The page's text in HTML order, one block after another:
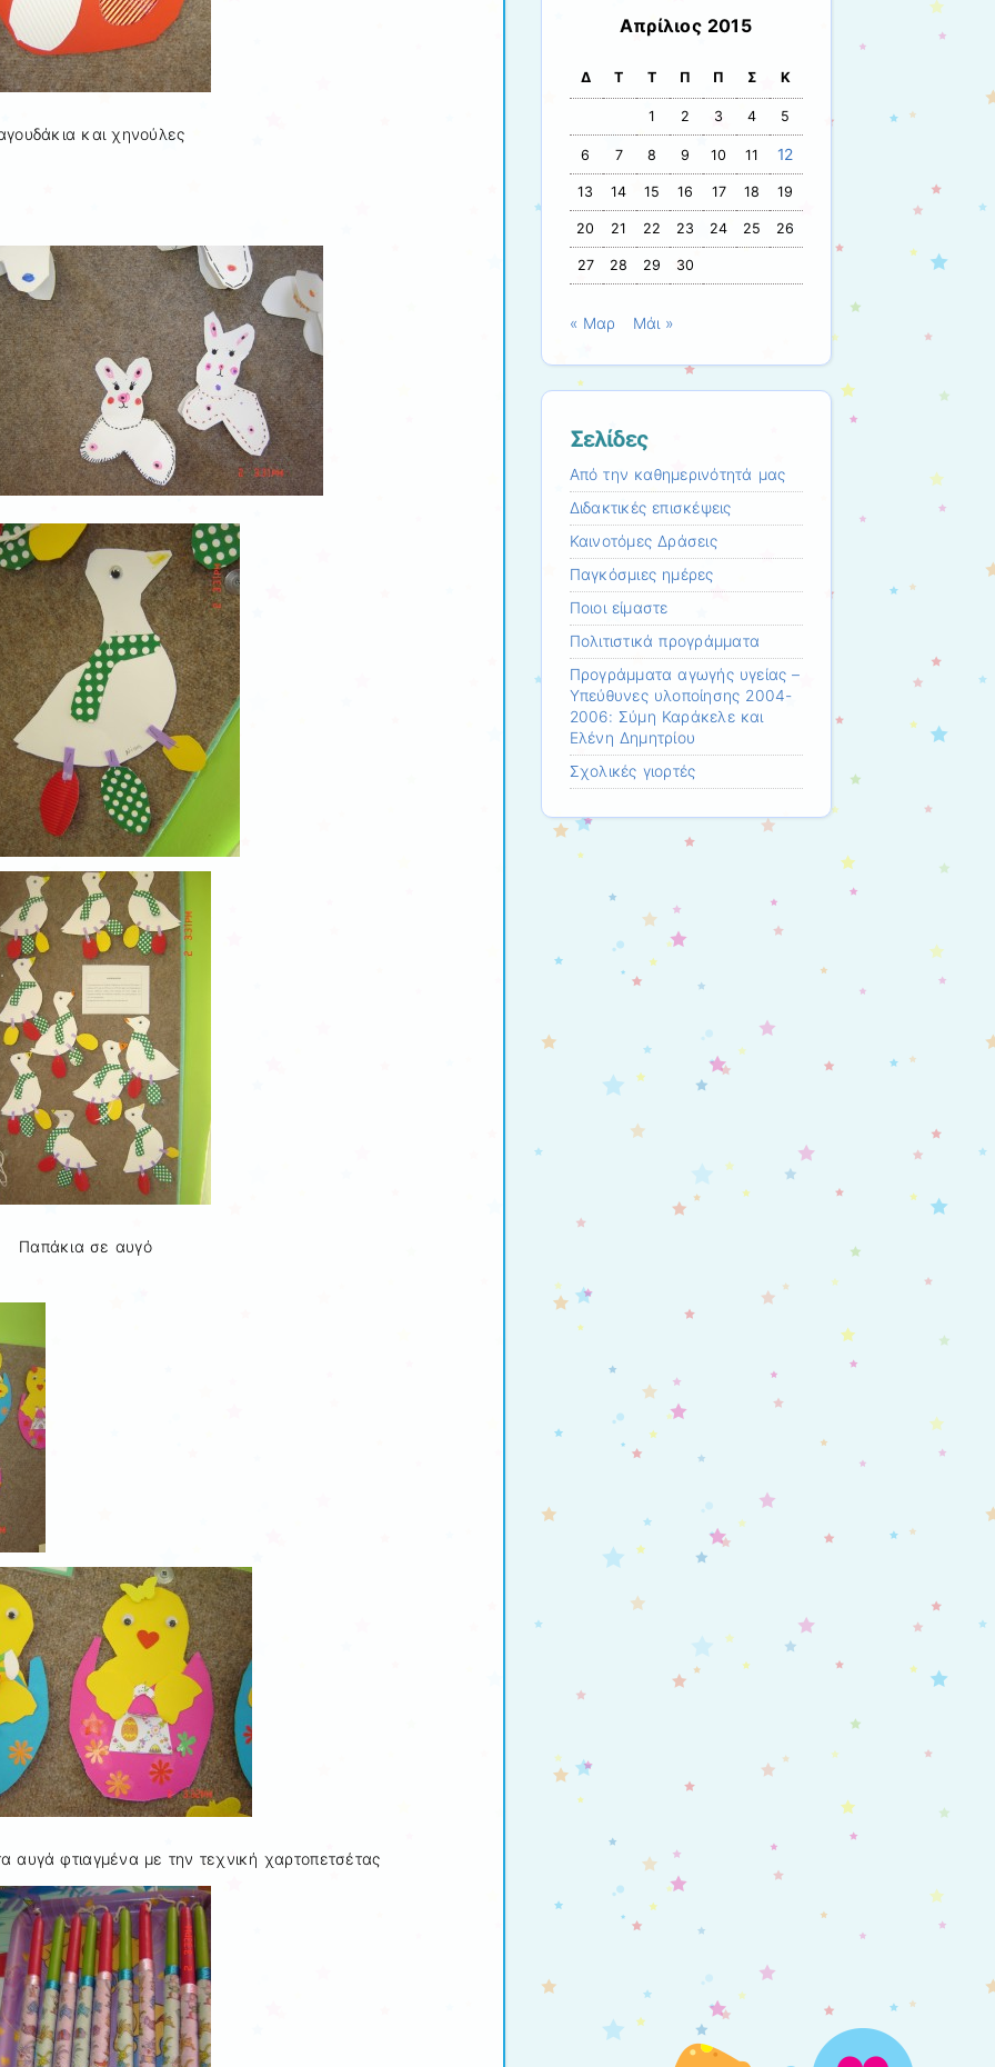
και χηνούλες
Παπάκια σε αυγό
αυγά φτιαγμένα με την τεχνική χαρτοπετσέτας
Απρίλιος 2015
Δ Τ Τ Π Π Σ Κ
1 2 3 4 5
6 7 8 9 10 11 12
13 14 15 16 17 18 19
20 21 22 23 24 25 26
27 28 29 30
« Μαρ Μάι »
Σελίδες
Από την καθημερινότητά μας
Διδακτικές επισκέψεις
Καινοτόμες Δράσεις
Παγκόσμιες ημέρες
Ποιοι είμαστε
Πολιτιστικά προγράμματα
Προγράμματα αγωγής υγείας –
Υπεύθυνες υλοποίησης 2004-
2006: Σύμη Καράκελε και
Ελένη Δημητρίου
Σχολικές γιορτές